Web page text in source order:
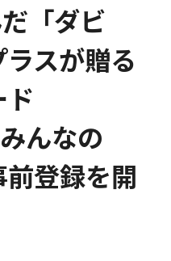
「ダビ
スが贈る
ド
んなの
登録を開